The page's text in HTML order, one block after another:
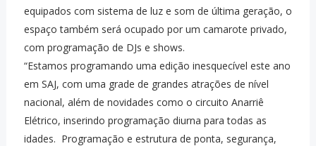
equipados com sistema de luz e som de última geração, o
espaço também será ocupado por um camarote privado,
com programação de DJs e shows.
“Estamos programando uma edição inesquecível este ano
em SAJ, com uma grade de grandes atrações de nível
nacional, além de novidades como o circuito Anarriê
Elétrico, inserindo programação diurna para todas as
idades. Programação e estrutura de ponta, segurança,